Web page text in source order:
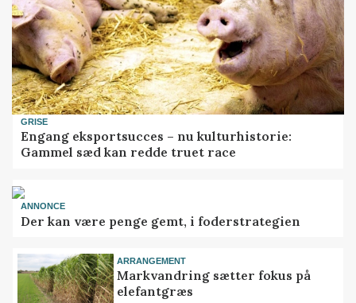
GRISE
Engang eksportsucces – nu kulturhistorie:
Gammel sæd kan redde truet race
ANNONCE
Der kan være penge gemt, i foderstrategien
ARRANGEMENT
Markvandring sætter fokus på
elefantgræs